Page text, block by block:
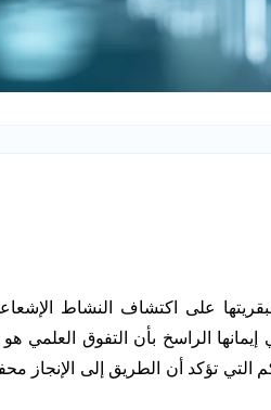
على اكتشاف النشاط
إيمانها الراسخ بأن التفوق العلمي
التي تؤكد أن الطريق إلى الإنجاز